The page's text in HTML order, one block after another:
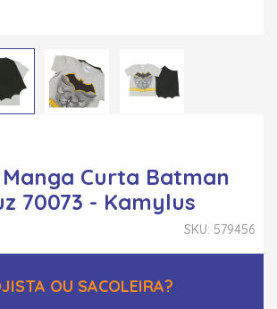
Curta Batman
70073 - Kamylus
SKU: 579456
OU SACOLEIRA?